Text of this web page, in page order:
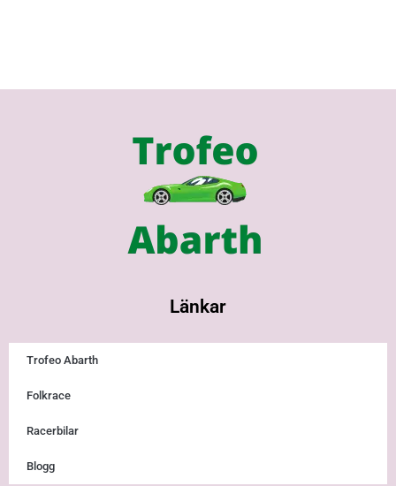
Länkar
Trofeo Abarth
Folkrace
Racerbilar
Blogg